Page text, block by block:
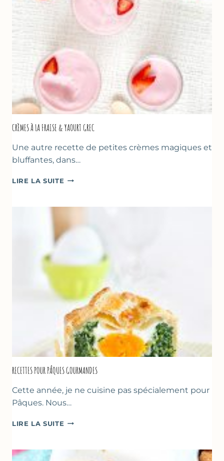
CRÈMES À LA FRAISE & YAOURT GREC
Une autre recette de petites crèmes magiques et
bluffantes, dans…
LIRE LA SUITE CRÈMES
FRAISE
YAOURT
GREC
RECETTES POUR PÂQUES GOURMANDES
Cette année, je ne cuisine pas spécialement pour
Pâques. Nous…
LIRE LA SUITE RECETTES
GOURMANDES